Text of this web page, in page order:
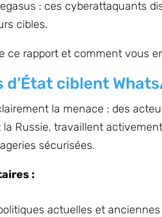
: ces cyberattaquants
cibles.
ce rapport et comment vous
d’État ciblent
la menace : des
Russie, travaillent
sécurisées.
:
actuelles et anciennes